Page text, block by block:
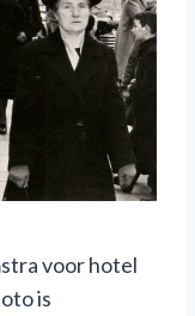
voor hotel
is